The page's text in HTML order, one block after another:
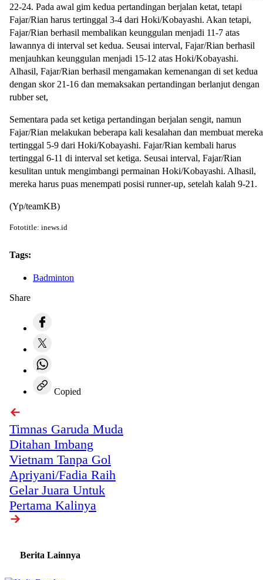
22-24. Pada awal gim kedua pertandingan berjalan ketat, tetapi
Fajar/Rian harus tertinggal 3-4 dari Hoki/Kobayashi. Akan tetapi,
Fajar/Rian berhasil membalikan keunggulan menjadi 11-7 atas
lawannya di interval set kedua. Seusai interval, Fajar/Rian berhasil
menjauhkan keunggulan menjadi 15-12 atas Hoki/Kobayashi.
Alhasil, Fajar/Rian berhasil mengamakan kemenangan di set kedua
dengan skor 21-16 dan memaksakan pertandingan berlanjut dengan
rubber set,
Sementara pada set ketiga pertandingan berjalan sengit, namun
Fajar/Rian melakukan beberapa kali kesalahan dan membuat mereka
tertinggal 5-9 dari Hoki/Kobayashi. Fajar/Rian kembali harus
tertinggal 6-11 di interval set ketiga. Seusai interval, Fajar/Rian
kesulitan untuk mengimbangi permainan Hoki/Kobayashi. Alhasil,
mereka harus puas menempati posisi runner-up, setelah kalah 9-21.
(Yp/teamKB)
Fototitle: inews.id
Tags:
Badminton
Share
Copied
Timnas Garuda Muda
Ditahan Imbang
Vietnam Tanpa Gol
Apriyani/Fadia Raih
Gelar Juara Untuk
Pertama Kalinya
Berita Lainnya